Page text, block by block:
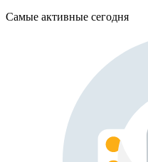
Самые активные сегодня